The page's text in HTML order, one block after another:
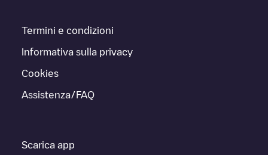
Termini e condizioni
Informativa sulla privacy
Cookies
Assistenza/FAQ
Scarica app